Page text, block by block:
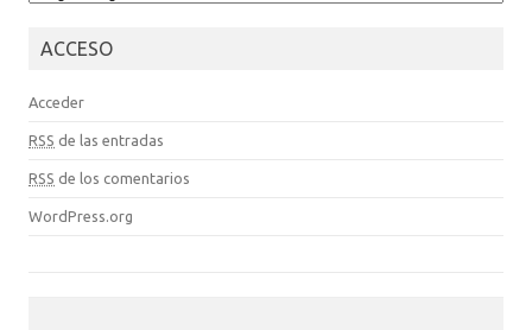
ACCESO
Acceder
RSS de las entradas
RSS de los comentarios
WordPress.org